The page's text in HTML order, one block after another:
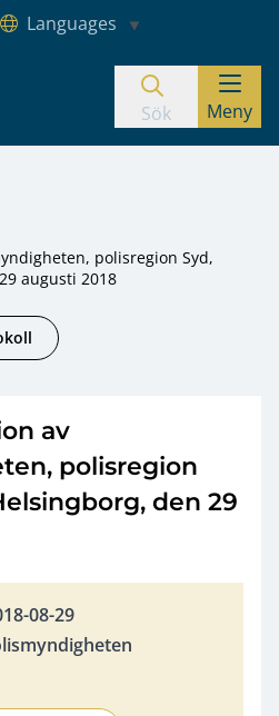
Languages
Sök Meny
polisregion Syd,
augusti 2018
av
polisregion
den 29
08-29